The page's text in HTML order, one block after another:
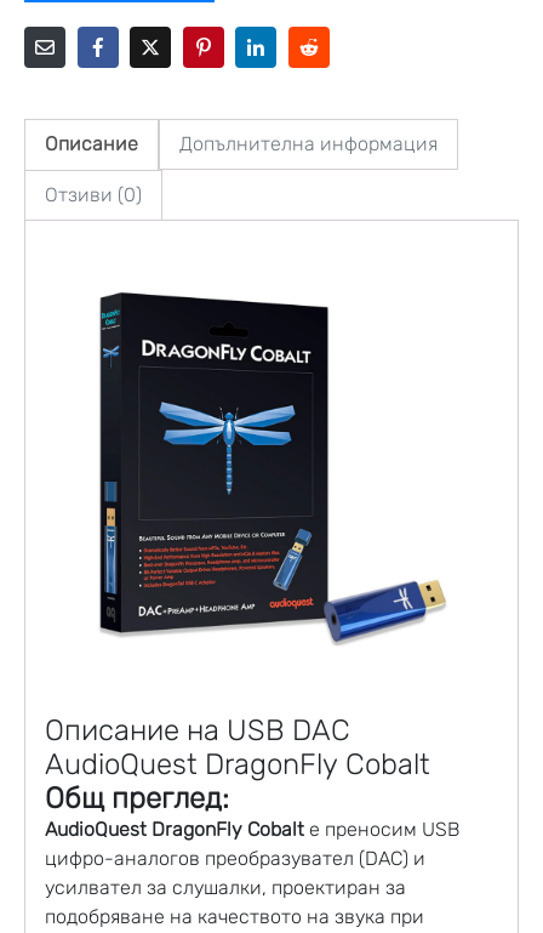
Описание Допълнителна информация
Отзиви (0)
Описание на USB DAC
AudioQuest DragonFly Cobalt
Общ преглед:
AudioQuest DragonFly Cobalt е преносим USB
цифро-аналогов преобразувател (DAC) и
усилвател за слушалки, проектиран за
подобряване на качеството на звука при